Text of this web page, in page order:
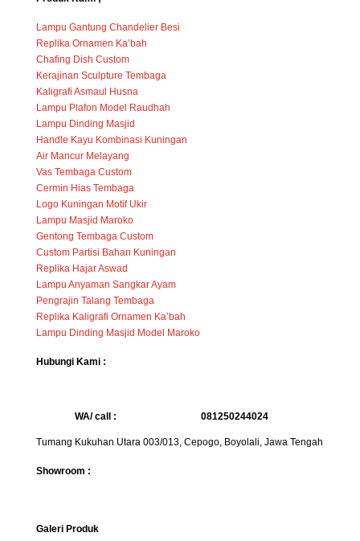
Lampu Gantung Chandelier Besi
Replika Ornamen Ka’bah
Chafing Dish Custom
Kerajinan Sculpture Tembaga
Kaligrafi Asmaul Husna
Lampu Plafon Model Raudhah
Lampu Dinding Masjid
Handle Kayu Kombinasi Kuningan
Air Mancur Melayang
Vas Tembaga Custom
Cermin Hias Tembaga
Logo Kuningan Motif Ukir
Lampu Masjid Maroko
Gentong Tembaga Custom
Custom Partisi Bahan Kuningan
Replika Hajar Aswad
Lampu Anyaman Sangkar Ayam
Pengrajin Talang Tembaga
Replika Kaligrafi Ornamen Ka’bah
Lampu Dinding Masjid Model Maroko
Hubungi Kami :
WA/ call : 081250244024
Tumang Kukuhan Utara 003/013, Cepogo, Boyolali, Jawa Tengah
Showroom :
Galeri Produk